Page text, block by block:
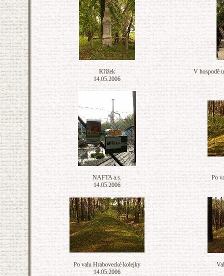
Křížek
14.05.2006
V hospodě
NAFTA a.s.
14.05.2006
Po
Po valu Hrabovecké kolejky
14.05.2006